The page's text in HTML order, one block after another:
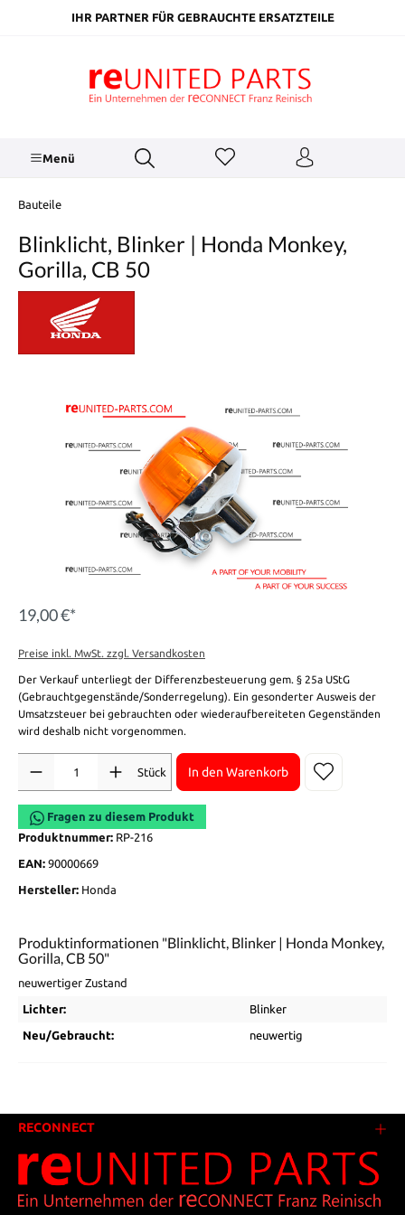
springenIHR PARTNER FÜR GEBRAUCHTE ERSATZTEILE
Menü
Bauteile
Blinklicht, Blinker | Honda Monkey,
Gorilla, CB 50
19,00 €*
Preise inkl. MwSt. zzgl. Versandkosten
Der Verkauf unterliegt der Differenzbesteuerung gem. § 25a UStG
(Gebrauchtgegenstände/Sonderregelung). Ein gesonderter Ausweis der
Umsatzsteuer bei gebrauchten oder wiederaufbereiteten Gegenständen
wird deshalb nicht vorgenommen.
Stück
In den Warenkorb
Fragen zu diesem Produkt
Produktnummer: RP-216
EAN: 90000669
Hersteller: Honda
Produktinformationen "Blinklicht, Blinker | Honda Monkey,
Gorilla, CB 50"
neuwertiger Zustand
Lichter: Blinker
Neu/Gebraucht: neuwertig
RECONNECT